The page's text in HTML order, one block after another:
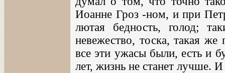
Иоанне Гроз -ном, и при
лютая бедность, голод;
невежество, тоска, такая
все эти ужасы были, есть и
лет, жизнь не станет лучше.